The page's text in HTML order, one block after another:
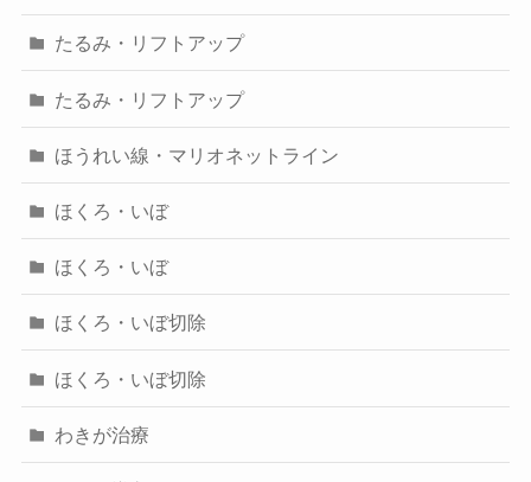
たるみ・リフトアップ
たるみ・リフトアップ
ほうれい線・マリオネットライン
ほくろ・いぼ
ほくろ・いぼ
ほくろ・いぼ切除
ほくろ・いぼ切除
わきが治療